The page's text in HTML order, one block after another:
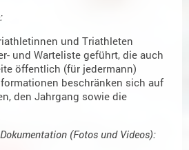
und Triathleten
und Warteliste geführt, die auch
öffentlich (für jedermann)
beschränken sich auf
den Jahrgang sowie die
(Fotos und Videos):